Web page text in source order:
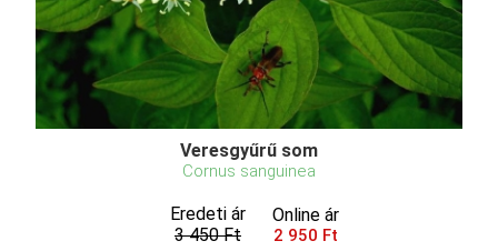
Veresgyűrű som
Cornus sanguinea
Eredeti ár
3 450 Ft
Online ár
2 950 Ft